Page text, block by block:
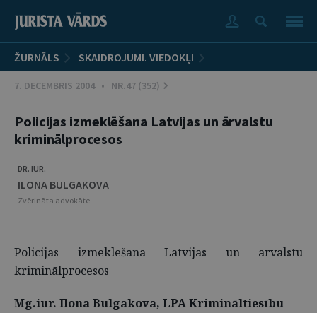
ŽURNĀLS SKAIDROJUMI. VIEDOKĻI
7. DECEMBRIS 2004 • NR.47 (352)
Policijas izmeklēšana Latvijas un ārvalstu
kriminālprocesos
DR. IUR.
ILONA BULGAKOVA
Zvērināta advokāte
Policijas izmeklēšana Latvijas un ārvalstu
kriminālprocesos
Mg.iur. Ilona Bulgakova, LPA Krimināltiesību